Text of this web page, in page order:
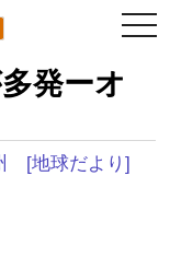
発ーオ
[地球だより]